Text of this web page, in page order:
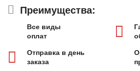
Преимущества:
Все виды
оплат
Отправка в день
заказа